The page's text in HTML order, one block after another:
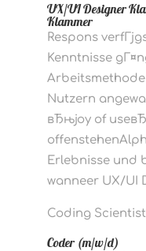
UX/UI Designer
Klammer
Respons
Kenntnisse
Nutzern
вЂњjoy of
Erlebnisse und
wanneer UX/UI
Coding
Coder (m/w/d)